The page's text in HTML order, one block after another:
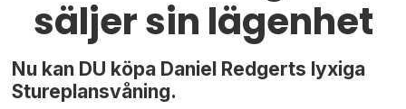
säljer sin lägenhet
Nu kan DU köpa Daniel Redgerts lyxiga
Stureplansvåning.